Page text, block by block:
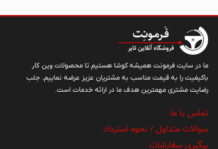
ما در سایت فرمونت همیشه کوشا هستیم تا محصولات وین کار
باکیفیت را به قیمت مناسب به مشتریان عزیز عرضه نماییم. جلب
رضایت مشتری مهمترین هدف ما در ارائه خدمات است.
تماس با ما
سوالات متداول / نحوه استرداد
پیگیری سفارشات